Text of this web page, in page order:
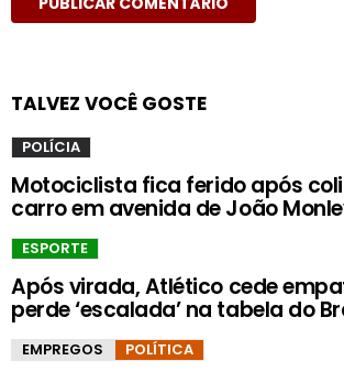
TALVEZ VOCÊ GOSTE
POLÍCIA
Motociclista fica ferido após
carro em avenida de João
ESPORTE
Após virada, Atlético cede
perde ‘escalada’ na tabela do
EMPREGOS POLÍTICA